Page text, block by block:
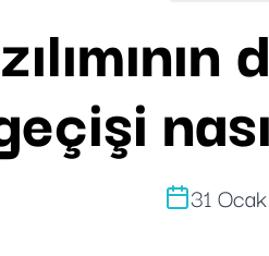
31